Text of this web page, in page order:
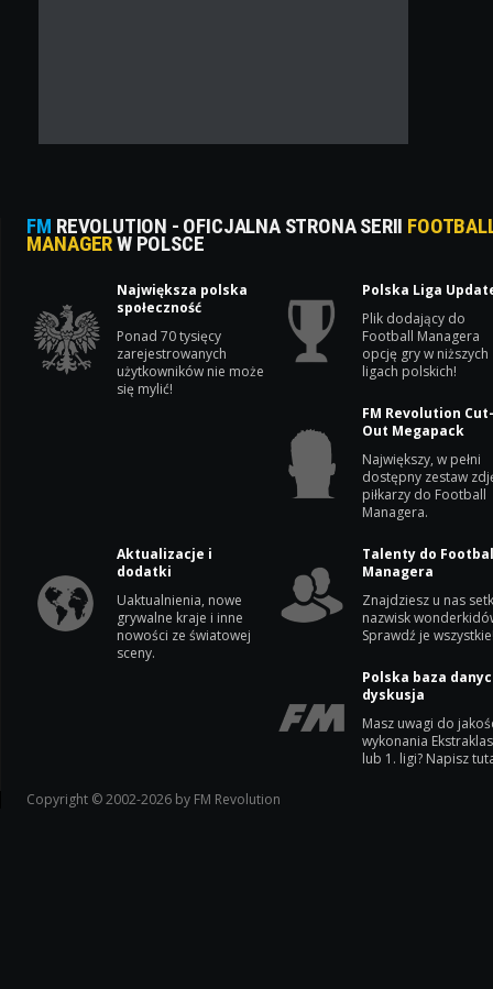
FM REVOLUTION - OFICJALNA STRONA SERII
MANAGERW POLSCE
Największa polska
społeczność
Ponad 70 tysięcy
zarejestrowanych
użytkowników nie może
się mylić!
Polska Liga
Plik dodający do
Football Managera
opcję gry w niższych
ligach polskich!
FM Revolution
Out Megapack
Największy, w pełni
dostępny zestaw
piłkarzy do Football
Managera.
Aktualizacje i
dodatki
Uaktualnienia, nowe
grywalne kraje i inne
nowości ze światowej
sceny.
Talenty do
Managera
Znajdziesz u nas
nazwisk
Sprawdź je
Polska baza
dyskusja
Masz uwagi do
wykonania
lub 1. ligi? Napisz
Copyright © 2002-2026 by FM Revolution